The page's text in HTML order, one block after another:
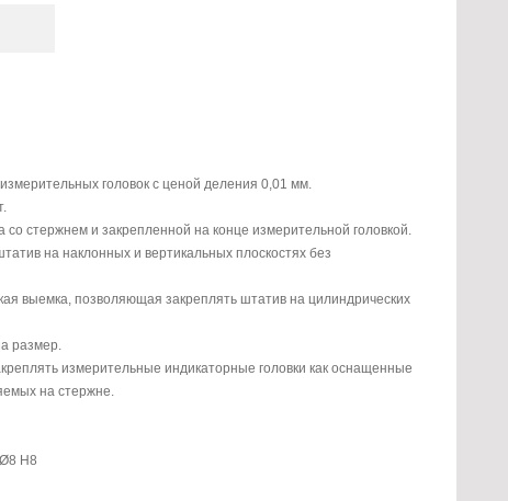
головок с ценой деления 0,01 мм.
стержнем и закрепленной на конце измерительной головкой.
на наклонных и вертикальных плоскостях без
выемка, позволяющая закреплять штатив на цилиндрических
размер.
измерительные индикаторные головки как оснащенные
на стержне.
Ø8 Н8